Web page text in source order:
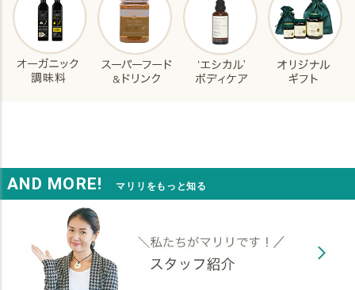
AND MORE! マリリをもっと知る